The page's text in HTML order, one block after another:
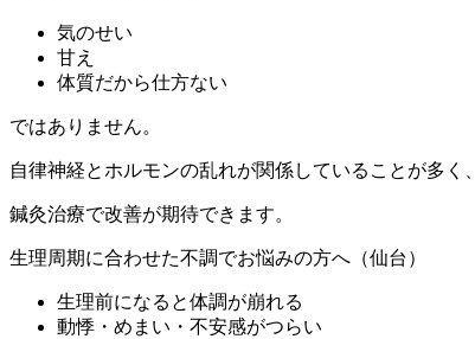
気のせい
甘え
体質だから仕方ない
ではありません。
自律神経とホルモンの乱れが関係していることが多く、
鍼灸治療で改善が期待できます。
生理周期に合わせた不調でお悩みの方へ（仙台）
生理前になると体調が崩れる
動悸・めまい・不安感がつらい